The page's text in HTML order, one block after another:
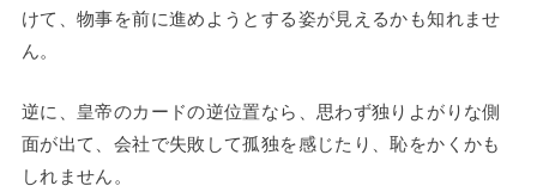
けて、物事を前に進めようとする姿が見えるかも知れませ
ん。
逆に、皇帝のカードの逆位置なら、思わず独りよがりな側
面が出て、会社で失敗して孤独を感じたり、恥をかくかも
しれません。